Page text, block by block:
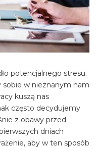
potencjalnego stresu.
sobie w nieznanym nam
kuszą nas
często decydujemy
z obawy przed
dniach
aby w ten sposób